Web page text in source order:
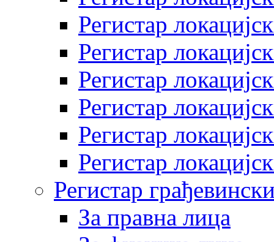
Регистар
Регистар
Регистар
Регистар
Регистар
Регистар
Регистар
За правна лица